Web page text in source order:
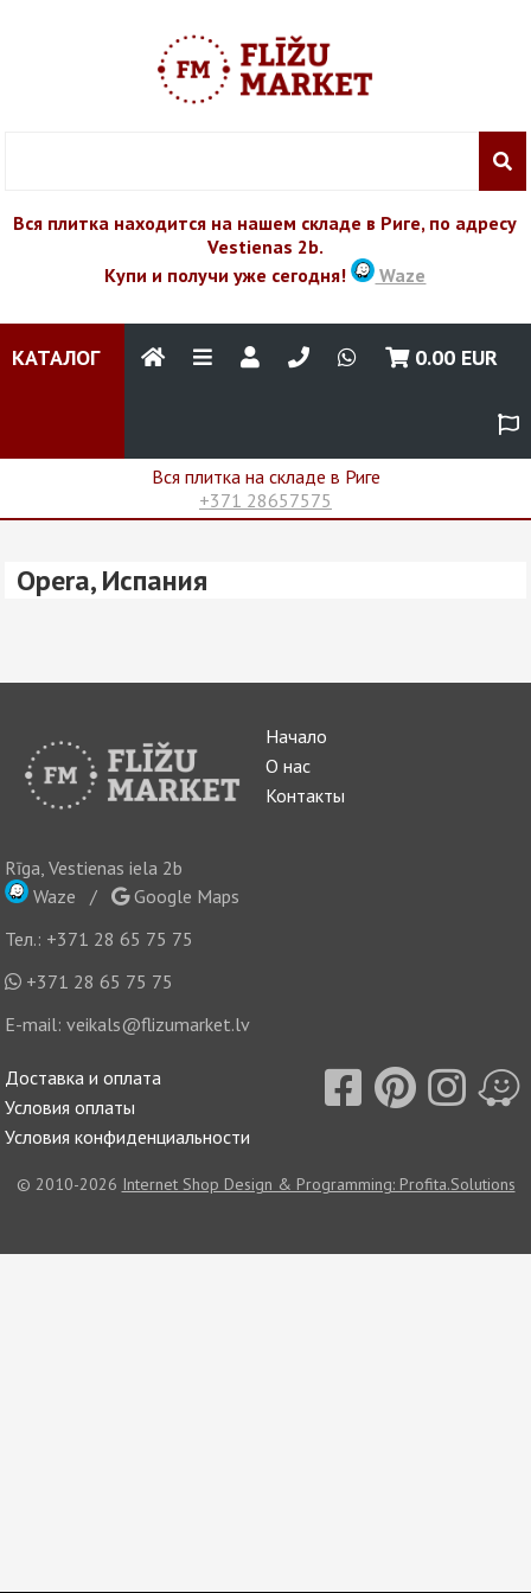
Вся плитка находится на нашем складе в Риге, по адресу
Vestienas 2b.
Купи и получи уже сегодня!
Waze
КАТАЛОГ 0.00 EUR
Вся плитка на складе в Риге
+371 28657575
Opera, Испания
Rīga, Vestienas iela 2b
Waze /
Google Maps
Тел.: +371 28 65 75 75
+371 28 65 75 75
E-mail:veikals@flizumarket.lv
Начало
О нас
Контакты
Доставка и оплата
Условия оплаты
Условия конфиденциальности
© 2010-2026 Internet Shop Design & Programming: Profita.Solutions